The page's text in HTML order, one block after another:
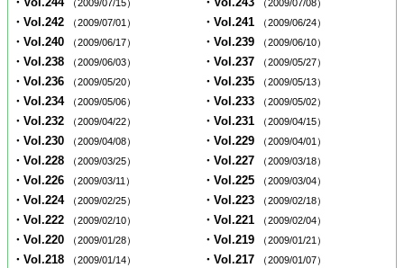
（2009/07/15） （2009/07/08）
・Vol.242 （2009/07/01） ・Vol.241 （2009/06/24）
・Vol.240 （2009/06/17） ・Vol.239 （2009/06/10）
・Vol.238 （2009/06/03） ・Vol.237 （2009/05/27）
・Vol.236 （2009/05/20） ・Vol.235 （2009/05/13）
・Vol.234 （2009/05/06） ・Vol.233 （2009/05/02）
・Vol.232 （2009/04/22） ・Vol.231 （2009/04/15）
・Vol.230 （2009/04/08） ・Vol.229 （2009/04/01）
・Vol.228 （2009/03/25） ・Vol.227 （2009/03/18）
・Vol.226 （2009/03/11） ・Vol.225 （2009/03/04）
・Vol.224 （2009/02/25） ・Vol.223 （2009/02/18）
・Vol.222 （2009/02/10） ・Vol.221 （2009/02/04）
・Vol.220 （2009/01/28） ・Vol.219 （2009/01/21）
・Vol.218 （2009/01/14） ・Vol.217 （2009/01/07）